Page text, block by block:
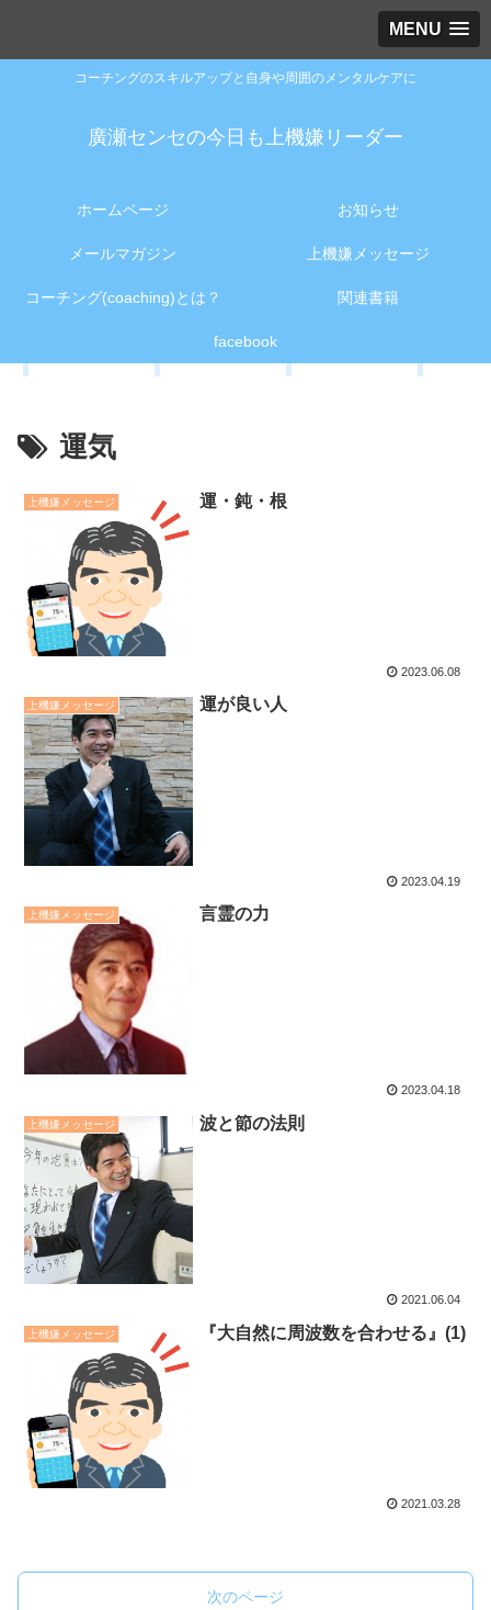
MENU
コーチングのスキルアップと自身や周囲のメンタルケアに
廣瀬センセの今日も上機嫌リーダー
ホームページ お知らせ
メールマガジン 上機嫌メッセージ
コーチング(coaching)とは？ 関連書籍
facebook
運気
上機嫌メッセージ 運・鈍・根
2023.06.08
上機嫌メッセージ 運が良い人
2023.04.19
上機嫌メッセージ 言霊の力
2023.04.18
上機嫌メッセージ 波と節の法則
2021.06.04
上機嫌メッセージ 『大自然に周波数を合わせる』(1)
2021.03.28
次のページ